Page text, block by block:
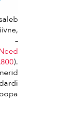
–
).